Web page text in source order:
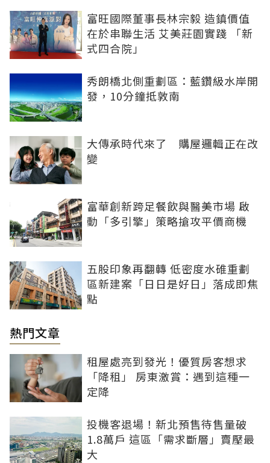
富旺國際董事長林宗毅 造鎮價值
在於串聯生活 艾美莊園實踐 「新
式四合院」
秀朗橋北側重劃區：藍鑽級水岸開
發，10分鐘抵敦南
大傳承時代來了 購屋邏輯正在改
變
富華創新跨足餐飲與醫美市場 啟
動「多引擎」策略搶攻平價商機
五股印象再翻轉 低密度水碓重劃
區新建案「日日是好日」落成即焦
點
熱門文章
租屋處亮到發光！優質房客想求
「降租」 房東激賞：遇到這種一
定降
投機客退場！新北預售待售量破
1.8萬戶 這區「需求斷層」賣壓最
大